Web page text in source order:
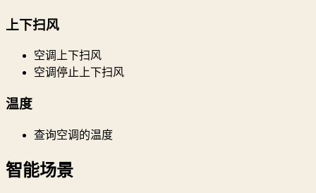
上下扫风
空调上下扫风
空调停止上下扫风
温度
查询空调的温度
智能场景